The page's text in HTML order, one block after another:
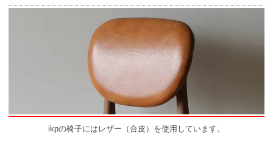
ikpの椅子にはレザー（合皮）を使用しています。